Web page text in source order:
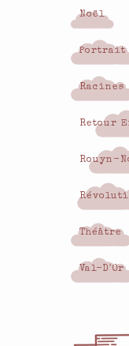
Noël
Portrait
Racines
Retour
Rouyn-
Théâtre
Val-D'Or